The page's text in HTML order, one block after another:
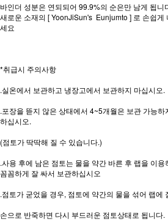
바인더 성분은 연되되어 99.9%의 순은만 남게 됩니
새로운 소재의 [ YoonJiSun's Eunjumto ] 로 손쉽게
세요
*취급시 주의사항
.실온에서 보관하고 냉장고에서 보관하지 마십시오.
.포장을 뜯지 않은 상태에서 4~5개월은 보관 가능
하십시오.
(점토가 딱딱해 질 수 있습니다.)
.사용 후에 남은 점토는 물을 약간 바른 후 랩을 이
꼼꼼하게 잘 싸서 보관하십시오
.점토가 굳었을 경우, 점토에 약간의 물을 섞어 랩에
손으로 반죽하면 다시 부드러운 점토상태로 됩니다.